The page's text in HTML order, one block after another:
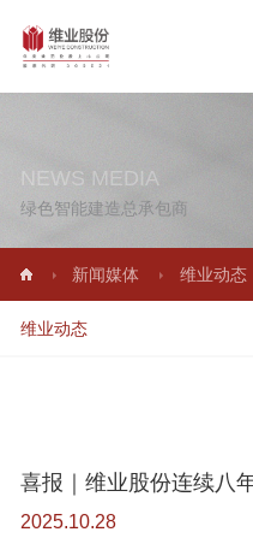
NEWS MEDIA
绿色智能建造总承包商
维业动态
新闻媒体 维业动态
喜报｜维业股份连续八
2025.10.28